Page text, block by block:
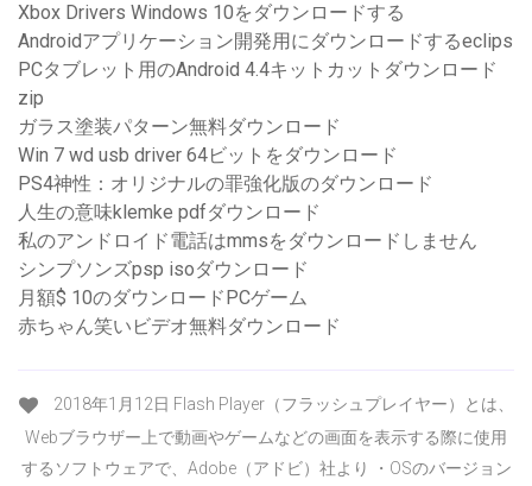
Xbox Drivers Windows 10をダウンロードする
Androidアプリケーション開発用にダウンロードするeclips
PCタブレット用のAndroid 4.4キットカットダウンロード
zip
ガラス塗装パターン無料ダウンロード
Win 7 wd usb driver 64ビットをダウンロード
PS4神性：オリジナルの罪強化版のダウンロード
人生の意味klemke pdfダウンロード
私のアンドロイド電話はmmsをダウンロードしません
シンプソンズpsp isoダウンロード
月額$ 10のダウンロードPCゲーム
赤ちゃん笑いビデオ無料ダウンロード
2018年1月12日 Flash Player（フラッシュプレイヤー）とは、
Webブラウザー上で動画やゲームなどの画面を表示する際に使用
するソフトウェアで、Adobe（アドビ）社より ・OSのバージョン